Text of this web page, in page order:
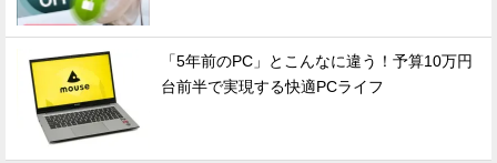
「5年前のPC」とこんなに違う！予算10万円
台前半で実現する快適PCライフ